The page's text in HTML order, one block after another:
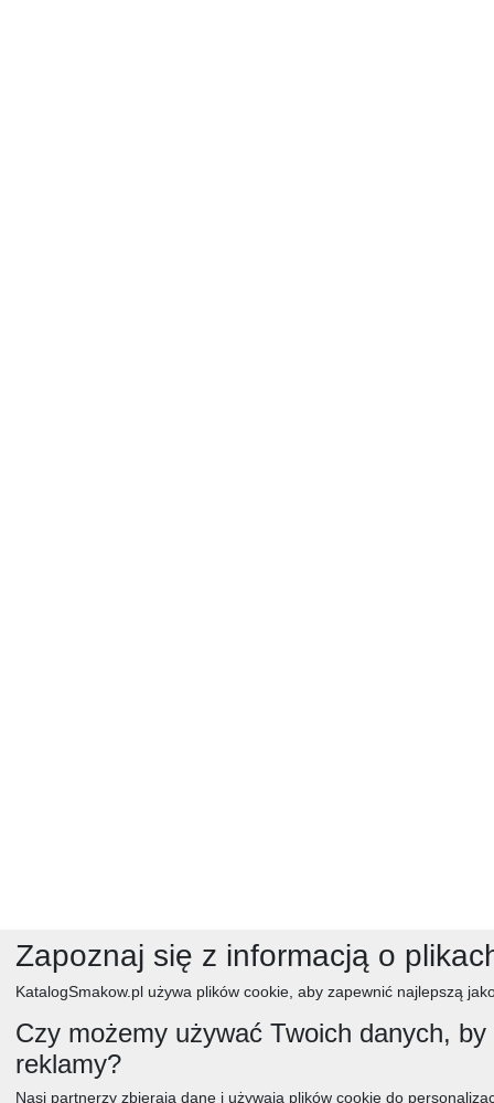
Zapoznaj się z informacją o
KatalogSmakow.pl używa plików cookie, aby zapewnić najlepszą
Czy możemy używać Twoich danych,
reklamy?
Nasi partnerzy zbierają dane i używają plików cookie do